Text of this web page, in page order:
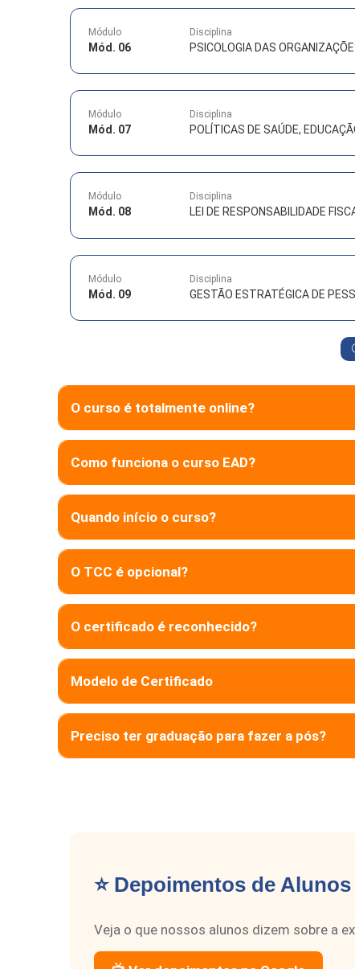
Módulo
Mód. 06
Disciplina
PSICOLOGIA DAS
Módulo
Mód. 07
Disciplina
POLÍTICAS DE SAÚDE,
Módulo
Mód. 08
Disciplina
LEI DE RESPONSABILIDADE
Módulo
Mód. 09
Disciplina
GESTÃO ESTRATÉGICA DE
O curso é totalmente online?
Como funciona o curso EAD?
Quando início o curso?
O TCC é opcional?
O certificado é reconhecido?
Modelo de Certificado
Preciso ter graduação para fazer a pós?
⭐ Depoimentos de Alunos
Veja o que nossos alunos dizem sobre a